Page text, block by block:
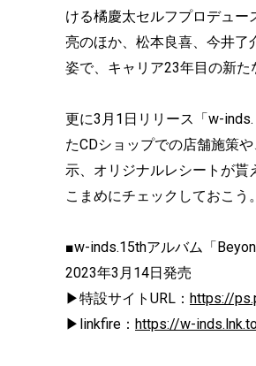
ける橘慶太セルフプロデュー
亮のほか、松本良喜、今井了
姿で、キャリア23年目の新た
更に3月1日リリース「w-inds.
たCDショップでの店舗施策
示、オリジナルレシートが貰
こまめにチェックしておこう。
■w-inds.15thアルバム「
2023年3月14日発売
▶特設サイトURL： https://
▶linkfire： https://w-